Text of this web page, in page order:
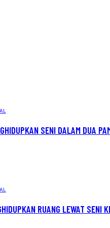
SENI DALAM DUA
RUANG LEWAT SENI